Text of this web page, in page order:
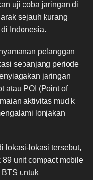
uji coba jaringan di
sejauh kurang
Indonesia.
pelanggan
sepanjang periode
jaringan
atau POI (Point of
aktivitas mudik
lonjakan
lokasi-lokasi tersebut,
unit compact mobile
BTS untuk